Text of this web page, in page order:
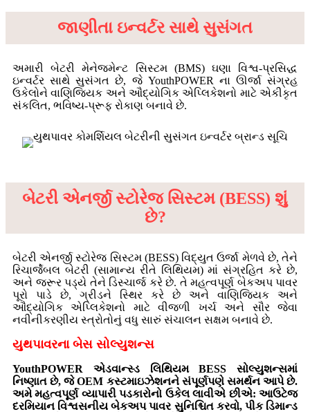
જાણીતા ઇન્વર્ટર સાથે સુસંગત
અમારી બેટરી મેનેજમેન્ટ સિસ્ટમ (BMS) ઘણા વિશ્વ-પ્રસિદ્ધ
ઇન્વર્ટર સાથે સુસંગત છે, જે YouthPOWER ના ઊર્જા સંગ્રહ
ઉકેલોને વાણિજ્યિક અને ઔદ્યોગિક એપ્લિકેશનો માટે એકીકૃત
સંકલિત, ભવિષ્ય-પ્રૂફ રોકાણ બનાવે છે.
બેટરી એનર્જી સ્ટોરેજ સિસ્ટમ (BESS) શું
છે?
બેટરી એનર્જી સ્ટોરેજ સિસ્ટમ (BESS) વિદ્યુત ઉર્જા મેળવે છે, તેને
રિચાર્જેબલ બેટરી (સામાન્ય રીતે લિથિયમ) માં સંગ્રહિત કરે છે,
અને જરૂર પડ્યે તેને ડિસ્ચાર્જ કરે છે. તે મહત્વપૂર્ણ બેકઅપ પાવર
પૂરો પાડે છે, ગ્રીડને સ્થિર કરે છે અને વાણિજ્યિક અને
ઔદ્યોગિક એપ્લિકેશનો માટે વીજળી ખર્ચ અને સૌર જેવા
નવીનીકરણીય સ્ત્રોતોનું વધુ સારું સંચાલન સક્ષમ બનાવે છે.
યુથપાવરના બેસ સોલ્યુશન્સ
YouthPOWER એડવાન્સ્ડ લિથિયમ BESS સોલ્યુશન્સમાં
નિષ્ણાત છે, જે OEM કસ્ટમાઇઝેશનને સંપૂર્ણપણે સમર્થન આપે છે.
અમે મહત્વપૂર્ણ વ્યાપારી પડકારોનો ઉકેલ લાવીએ છીએ: આઉટેજ
દરમિયાન વિશ્વસનીય બેકઅપ પાવર સુનિશ્ચિત કરવો, પીક ડિમાન્ડ